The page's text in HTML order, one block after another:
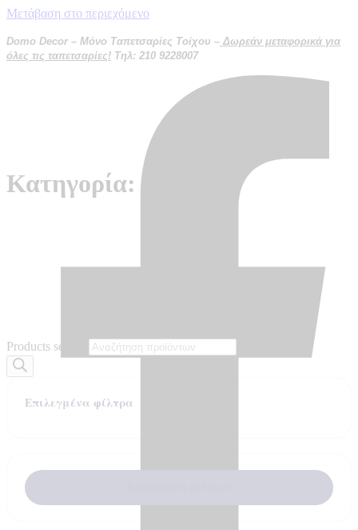
Μετάβαση στο περιεχόμενο
Domo Decor – Μόνο Ταπετσαρίες Τοίχου – Δωρεάν μεταφορικά για
όλες τις ταπετσαρίες! Τηλ: 210 9228007
Κατηγορία: Kumano
Products search
Επιλεγμένα φίλτρα